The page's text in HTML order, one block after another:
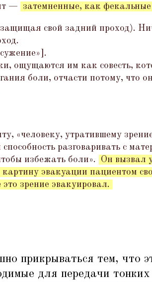
— затемненные, как фекальные
свой задний проход).
сужение»].
ощущаются им как совесть,
боли, отчасти потому, что
«человеку, утратившему
разговаривать с
избежать боли».
Он вызвал
эвакуации пациентом
зрение эвакуировал.
прикрываться тем, что
для передачи